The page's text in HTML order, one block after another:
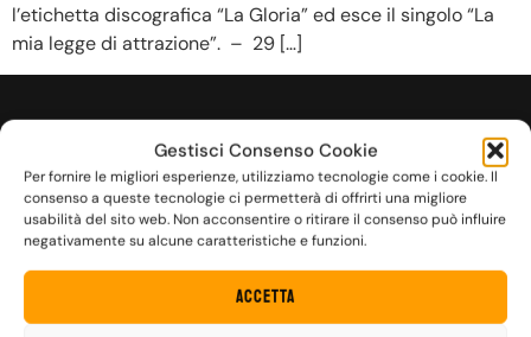
Gestisci Consenso Cookie
Per fornire le migliori esperienze, utilizziamo tecnologie come i cookie. Il
consenso a queste tecnologie ci permetterà di offrirti una migliore
usabilità del sito web. Non acconsentire o ritirare il consenso può influire
negativamente su alcune caratteristiche e funzioni.
Accetta
l’etichetta discografica “La Gloria” ed esce il singolo “La
mia legge di attrazione”. – 29 […]
FUOCO DENTRO